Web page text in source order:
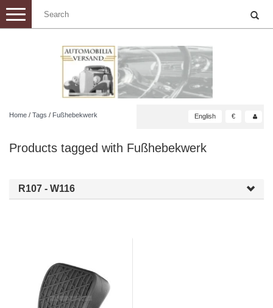
Toggle
navigation
Home / Tags / Fußhebekwerk English €
Products tagged with Fußhebekwerk
R107 - W116